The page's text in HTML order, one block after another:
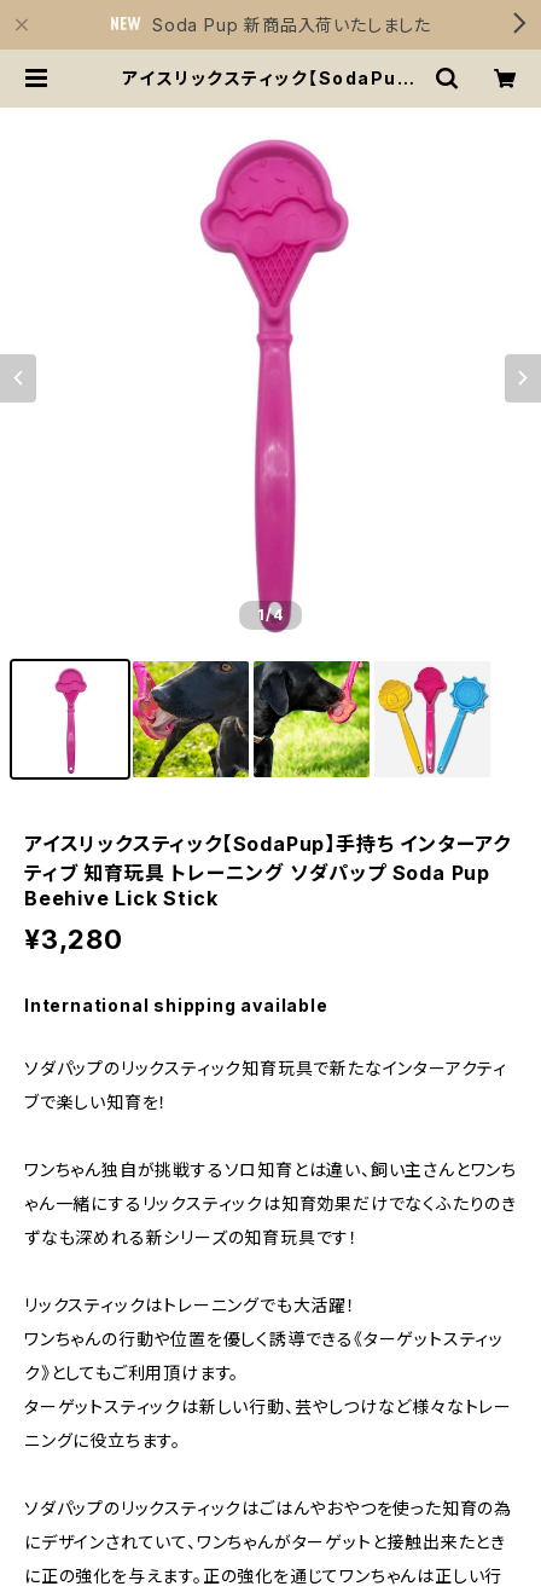
Soda Pup 新商品入荷いたしました
アイスリックスティック【SodaPup】
Beehive Lick Stick | Sirius Es
sentials
1/4
アイスリックスティック【SodaPup】手持ち インターアク
ティブ 知育玩具 トレーニング ソダパップ Soda Pup
Beehive Lick Stick
¥3,280
International shipping available
ソダパップのリックスティック知育玩具で新たなインターアクティ
ブで楽しい知育を！
ワンちゃん独自が挑戦するソロ知育とは違い、飼い主さんとワンち
ゃん一緒にするリックスティックは知育効果だけでなくふたりのき
ずなも深めれる新シリーズの知育玩具です！
リックスティックはトレーニングでも大活躍！
ワンちゃんの行動や位置を優しく誘導できる《ターゲットスティッ
ク》としてもご利用頂けます。
ターゲットスティックは新しい行動、芸やしつけなど様々なトレー
ニングに役立ちます。
ソダパップのリックスティックはごはんやおやつを使った知育の為
にデザインされていて、ワンちゃんがターゲットと接触出来たとき
に正の強化を与えます。正の強化を通じてワンちゃんは正しい行